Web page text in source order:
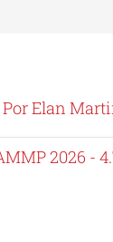
Elan